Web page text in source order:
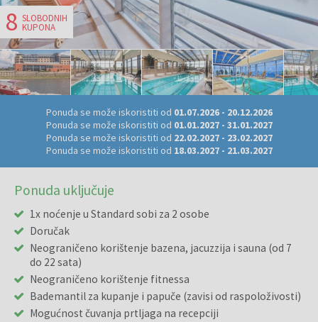
8 SLOBODNIH
KUPONA
Ponuda se može iskoristiti od 01.07.2026- 20.12.2026
Ponuda se može iskoristiti od 01.01.2027- 31.01.2027
Ponuda se može iskoristiti od 22.02.2027- 23.02.2027
Ponuda se može iskoristiti od 18.03.2027- 21.03.2027
Ponuda uključuje
1x noćenje u Standard sobi za 2 osobe
Doručak
Neograničeno korištenje bazena, jacuzzija i sauna (od 7
do 22 sata)
Neograničeno korištenje fitnessa
Bademantil za kupanje i papuče (zavisi od raspoloživosti)
Mogućnost čuvanja prtljaga na recepciji